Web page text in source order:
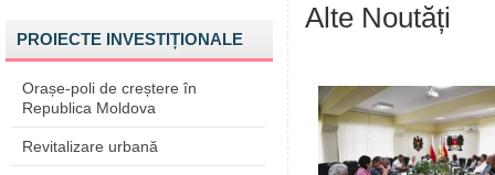
PROIECTE INVESTIȚIONALE
Orașe-poli de creștere în
Republica Moldova
Revitalizare urbană
Alte Noutăți